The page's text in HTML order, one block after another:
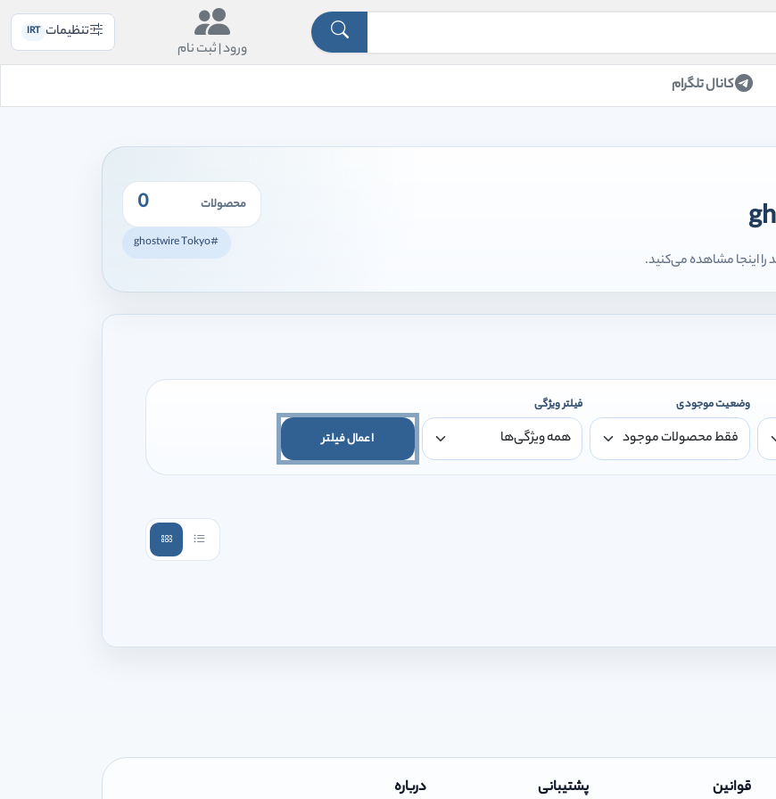
ورود |ثبت نام
تنظیمات IRT
کانال تلگرام
محصولات 0
#ghostwire Tokyo
وضعیت موجودی فیلتر ویژگی
اعمال فیلتر
قوانین پشتیبانی درباره